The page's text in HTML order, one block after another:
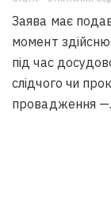
Заява має
момент
під час
слідчого чи
провадження